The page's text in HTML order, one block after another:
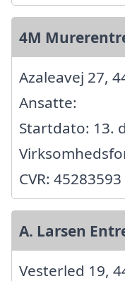
4M
Azaleavej 27,
Ansatte:
Startdato: 13.
CVR: 45283593
A. Larsen
Vesterled 19,